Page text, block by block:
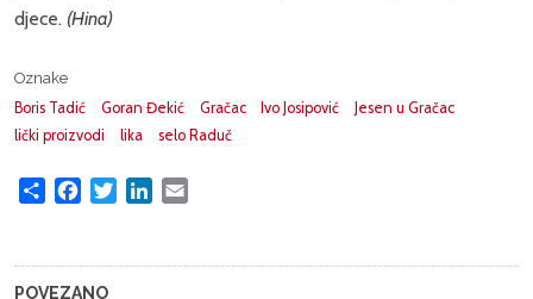
djece. (Hina)
Oznake
Boris Tadić
Goran Đekić Gračac Ivo Josipović
Jesen u Gračac
lički proizvodi
lika selo Raduč
Share FacebookTwitterLinkedIn
POVEZANO